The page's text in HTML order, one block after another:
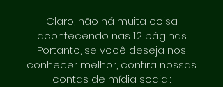
Claro, não há muita coisa
acontecendo nas 12 páginas
Portanto, se você deseja nos
conhecer melhor, confira nossas
contas de mídia social: